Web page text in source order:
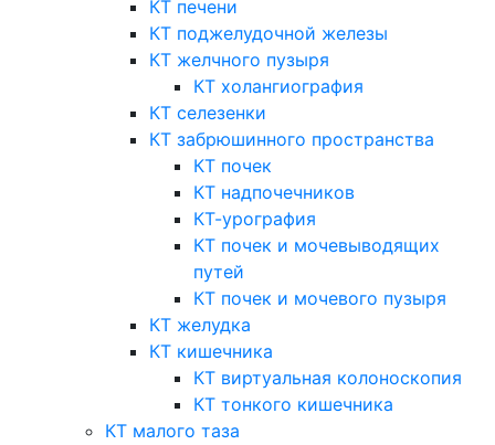
КТ печени
КТ поджелудочной железы
КТ желчного пузыря
КТ холангиография
КТ селезенки
КТ забрюшинного пространства
КТ почек
КТ надпочечников
КТ-урография
КТ почек и мочевыводящих
путей
КТ почек и мочевого пузыря
КТ желудка
КТ кишечника
КТ виртуальная колоноскопия
КТ тонкого кишечника
КТ малого таза